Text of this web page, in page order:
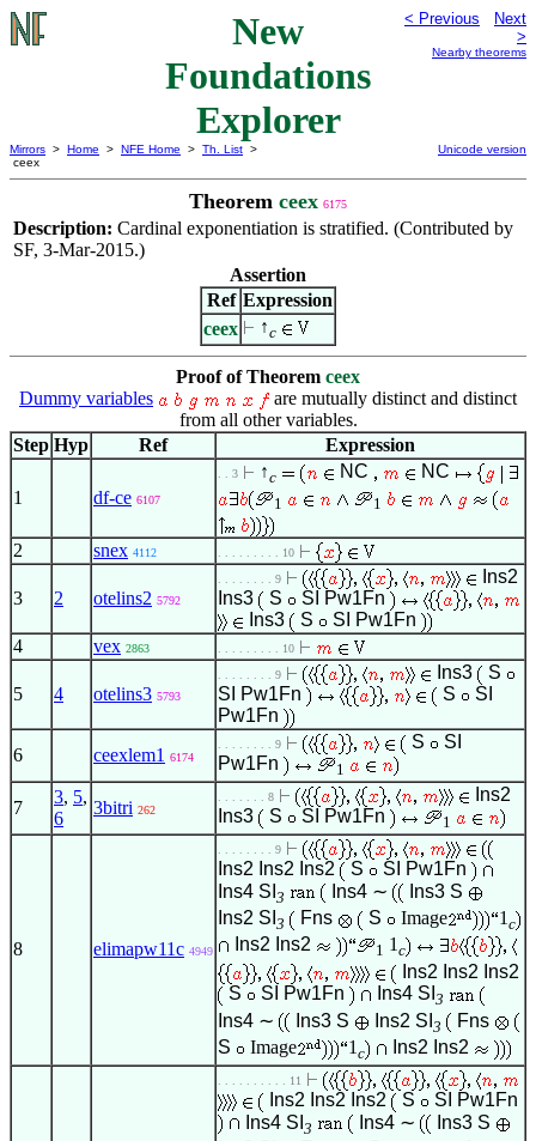
New
Foundations
Explorer
< Previous
Next
>
Nearby theorems
Mirrors > Home > NFE Home > Th. List >
ceex
Unicode version
Theorem ceex 6175
Description: Cardinal exponentiation is stratified. (Contributed by
SF, 3-Mar-2015.)
Assertion
Ref Expression
ceex
↑c
Proof of Theorem ceex
Dummy variables
are mutually distinct and distinct
from all other variables.
Step Hyp Ref Expression
1 df-ce 6107
. . 3 ↑c NC NC
1 1
2 snex 4112 . . . . . . . . . 10
3 2 otelins2 5792
. . . . . . . . 9
Ins2
Ins3
S SI
Pw1Fn
Ins3
S SI
Pw1Fn
4
vex 2863 . . . . . . . . . 10
5 4 otelins3 5793
. . . . . . . . 9 Ins3
S
SI
Pw1Fn S
SI
Pw1Fn
6
ceexlem1 6174
. . . . . . . . 9 S
SI
Pw1Fn
1
7
3, 5,
6
3bitri 262
. . . . . . . 8
Ins2
Ins3
S SI Pw1Fn 1
8 elimapw11c 4949
. . . . . . . . 9
Ins2 Ins2 Ins2 S SI
Pw1Fn
Ins4 SI 3 Ins4 ∼ Ins3 S
Ins2 SI 3 Fns S Image 1 c
Ins2 Ins2 1 1 c
Ins2 Ins2 Ins2
S
SI Pw1Fn Ins4 SI 3
Ins4 ∼ Ins3 S Ins2 SI 3
Fns
S
Image 1 c Ins2 Ins2
. . . . . . . . . . 11
Ins2 Ins2 Ins2 S SI
Pw1Fn
Ins4 SI 3 Ins4 ∼ Ins3 S